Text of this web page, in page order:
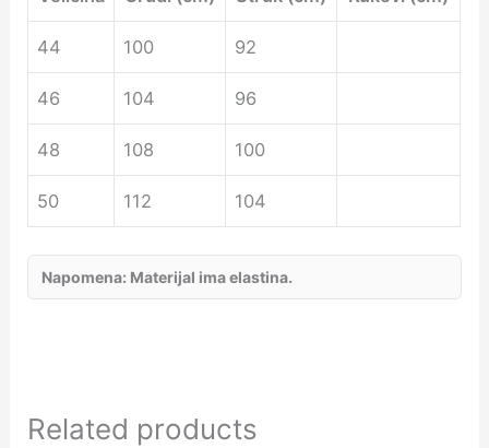
44 100 92
46 104 96
48 108 100
50 112 104
Napomena: Materijal ima elastina.
Related products